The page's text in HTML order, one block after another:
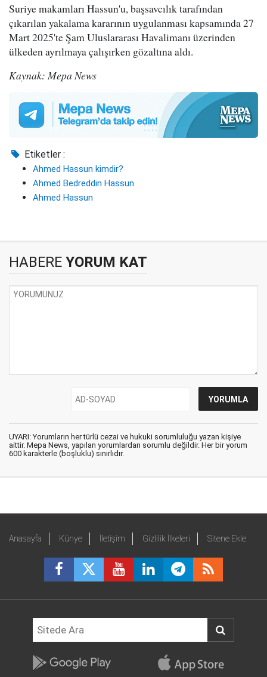
Suriye makamları Hassun'u, başsavcılık tarafından
çıkarılan yakalama kararının uygulanması kapsamında 27
Mart 2025'te Şam Uluslararası Havalimanı üzerinden
ülkeden ayrılmaya çalışırken gözaltına aldı.
Kaynak: Mepa News
Etiketler :
Ahmed Hassun kimdir?
Ahmed Bedreddin Hassun
Ahmed Hassun
HABERE YORUM KAT
UYARI: Yorumların her türlü cezai ve hukuki sorumluluğu yazan kişiye
aittir. Mepa News, yapılan yorumlardan sorumlu değildir. Her bir yorum
600 karakterle (boşluklu) sınırlıdır.
Anasayfa Künye İletişim Gizlilik İlkeleri Sitene Ekle